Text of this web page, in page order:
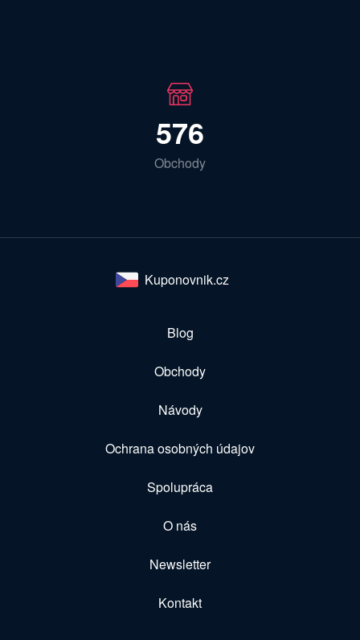
576
Obchody
Kuponovnik.cz
Blog
Obchody
Návody
Ochrana osobných údajov
Spolupráca
O nás
Newsletter
Kontakt